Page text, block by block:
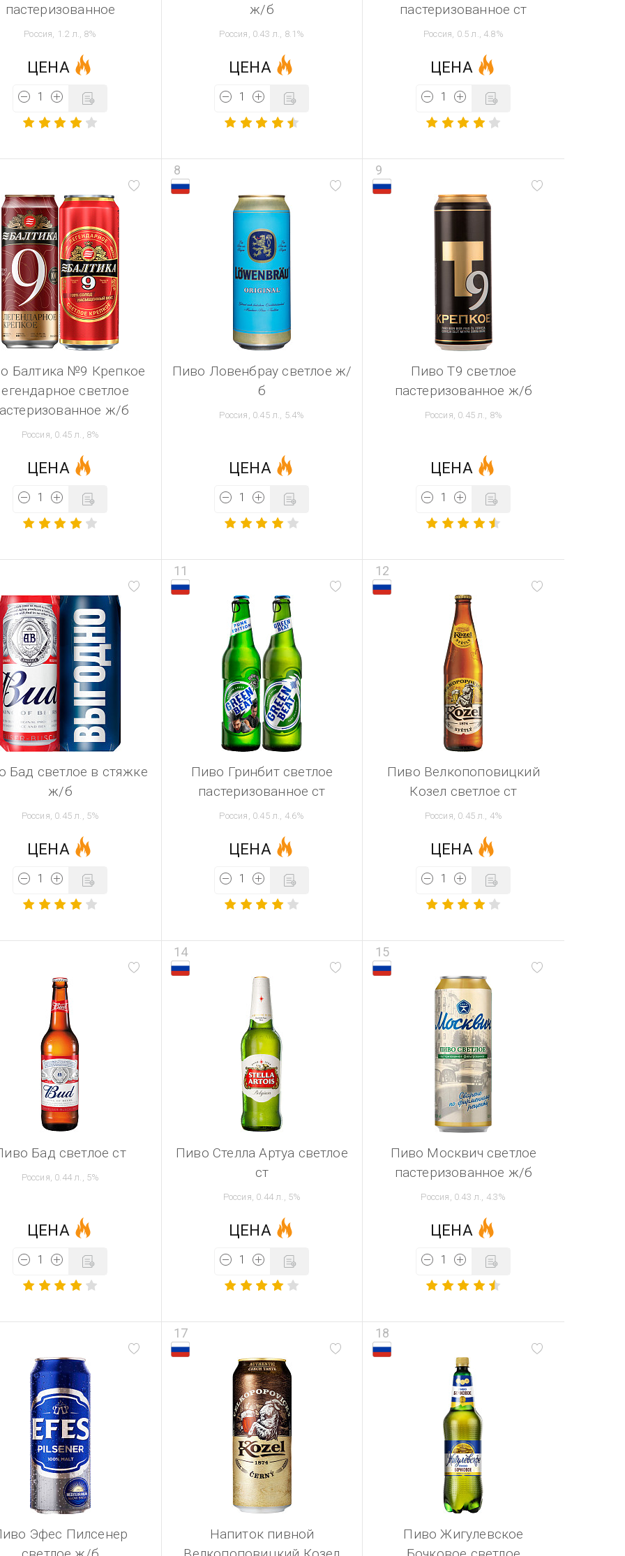
пастеризованное
Россия, 1.2 л., 8%
ЦЕНА
ж/б
Россия, 0.43 л., 8.1%
ЦЕНА
пастеризованное ст
Россия, 0.5 л., 4.8%
ЦЕНА
Балтика №9 Крепкое
светлое
ж/б
Россия, 0.45 л., 8%
ЦЕНА
8
Пиво Ловенбрау светлое ж/
б
Россия, 0.45 л., 5.4%
ЦЕНА
9
Пиво Т9 светлое
пастеризованное ж/б
Россия, 0.45 л., 8%
ЦЕНА
Бад светлое в стяжке
ж/б
Россия, 0.45 л., 5%
ЦЕНА
11
Пиво Гринбит светлое
пастеризованное ст
Россия, 0.45 л., 4.6%
ЦЕНА
12
Пиво Велкопоповицкий
Козел светлое ст
Россия, 0.45 л., 4%
ЦЕНА
Бад светлое ст
Россия, 0.44 л., 5%
ЦЕНА
14
Пиво Стелла Артуа светлое
ст
Россия, 0.44 л., 5%
ЦЕНА
15
Пиво Москвич светлое
пастеризованное ж/б
Россия, 0.43 л., 4.3%
ЦЕНА
Эфес Пилсенер
17
Напиток пивной
18
Пиво Жигулевское